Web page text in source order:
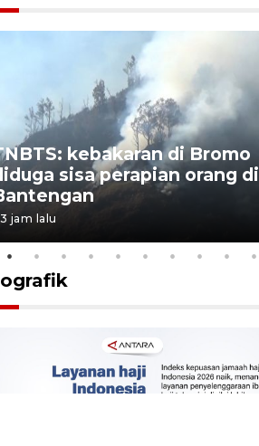
kebakaran di Bromo
sisa perapian orang di
jam lalu